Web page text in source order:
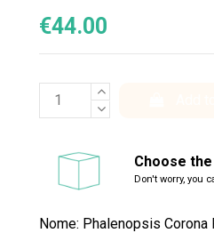
€44.00
Choose
Don't worry, you
Nome: Phalenopsis Corona